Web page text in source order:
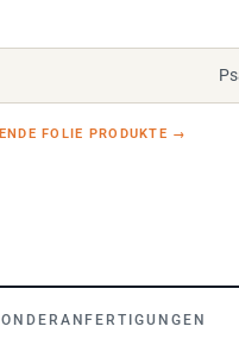
Psa